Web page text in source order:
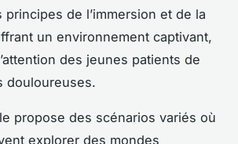
de l’immersion et de la
un environnement captivant,
des jeunes patients de
douloureuses.
propose des scénarios variés où
explorer des mondes